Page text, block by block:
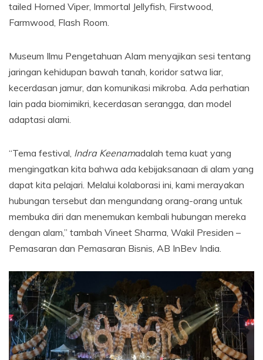
tailed Horned Viper, Immortal Jellyfish, Firstwood,
Farmwood, Flash Room.
Museum Ilmu Pengetahuan Alam menyajikan sesi tentang
jaringan kehidupan bawah tanah, koridor satwa liar,
kecerdasan jamur, dan komunikasi mikroba. Ada perhatian
lain pada biomimikri, kecerdasan serangga, dan model
adaptasi alami.
“Tema festival, Indra Keenamadalah tema kuat yang
mengingatkan kita bahwa ada kebijaksanaan di alam yang
dapat kita pelajari. Melalui kolaborasi ini, kami merayakan
hubungan tersebut dan mengundang orang-orang untuk
membuka diri dan menemukan kembali hubungan mereka
dengan alam,” tambah Vineet Sharma, Wakil Presiden –
Pemasaran dan Pemasaran Bisnis, AB InBev India.